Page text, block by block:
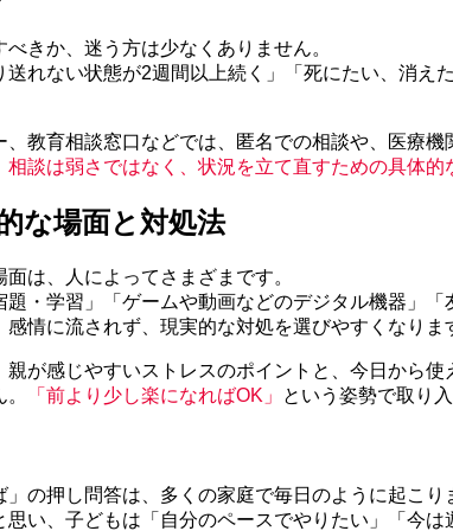
きか、迷う方は少なくありません。
れない状態が2週間以上続く」「死にたい、消
教育相談窓口などでは、匿名での相談や、医療
相談は弱さではなく、状況を立て直すための具体的
な場面と対処法
は、人によってさまざまです。
・学習」「ゲームや動画などのデジタル機器」
情に流されず、現実的な対処を選びやすくなりま
が感じやすいストレスのポイントと、今日から
「前より少し楽になればOK」 という姿勢で取り
の押し問答は、多くの家庭で毎日のように起こり
い、子どもは「自分のペースでやりたい」「今